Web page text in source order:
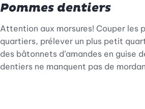
Pommes dentiers
Attention aux morsures! Couper les
quartiers, prélever un plus petit
des bâtonnets d’amandes en guise
dentiers ne manquent pas de